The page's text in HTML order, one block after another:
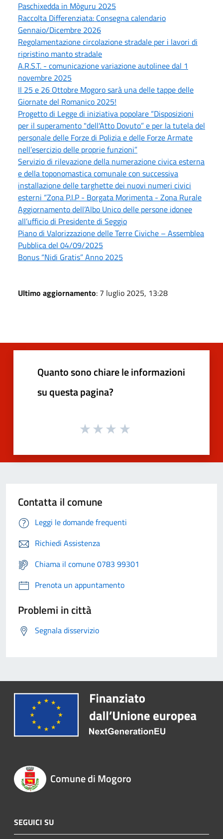
Paschixedda in Mòguru 2025
Raccolta Differenziata: Consegna calendario
Gennaio/Dicembre 2026
Regolamentazione circolazione stradale per i lavori di
ripristino manto stradale
A.R.S.T. - comunicazione variazione autolinee dal 1
novembre 2025
Il 25 e 26 Ottobre Mogoro sarà una delle tappe delle
Giornate del Romanico 2025!
Progetto di Legge di iniziativa popolare “Disposizioni
per il superamento "dell'Atto Dovuto” e per la tutela del
personale delle Forze di Polizia e delle Forze Armate
nell’esercizio delle proprie funzioni”
Servizio di rilevazione della numerazione civica esterna
e della toponomastica comunale con successiva
installazione delle targhette dei nuovi numeri civici
esterni “Zona P.I.P - Borgata Morimenta - Zona Rurale
Aggiornamento dell’Albo Unico delle persone idonee
all’ufficio di Presidente di Seggio
Piano di Valorizzazione delle Terre Civiche – Assemblea
Pubblica del 04/09/2025
Bonus “Nidi Gratis” Anno 2025
Ultimo aggiornamento: 7 luglio 2025, 13:28
Quanto sono chiare le informazioni
su questa pagina?
Contatta il comune
Leggi le domande frequenti
Richiedi Assistenza
Chiama il comune 0783 99301
Prenota un appuntamento
Problemi in città
Segnala disservizio
Comune di Mogoro
SEGUICI SU